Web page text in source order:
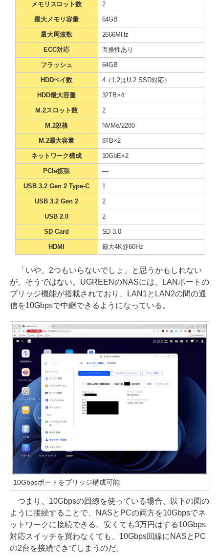
メモリスロット数 2
最大メモリ容量 64GB
最大周波数 2666MHz
ECC対応 互換性あり
フラッシュ 64GB
HDDベイ数 4（1,2はU.2 SSD対応）
HDD最大容量 32TB×4
M.2スロット数 2
M.2規格 NVMe/2280
M.2最大容量 8TB×2
ネットワーク構成 10GbE×2
PCIe拡張 —
USB 3.2 Gen 2 Type-C 1
USB 3.2 Gen 2 2
USB 2.0 2
SD Card SD 3.0
HDMI 最大4K@60Hz
「いや、2つもいらないでしょ」と思うかもしれない
が、そうではない。UGREENのNASには、LANポートの
ブリッジ機能が搭載されており、LAN1とLAN2の間の通
信を10Gbpsで中継できるようになっている。
10Gbpsポートをブリッジ構成可能
つまり、10Gbpsの回線を使っている場合、以下の図の
ように接続することで、NASとPCの両方を10Gbpsでネ
ットワークに接続できる。安くても3万円はする10Gbps
対応スイッチを買わなくても、10Gbps回線にNASとPC
の2台を接続できてしまうのだ。